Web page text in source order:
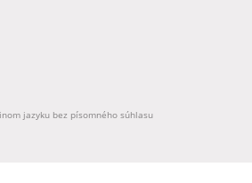
jazyku bez písomného súhlasu